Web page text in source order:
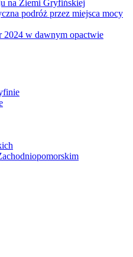
na Ziemi Gryfińskiej
podróż przez miejsca mocy
2024 w dawnym opactwie